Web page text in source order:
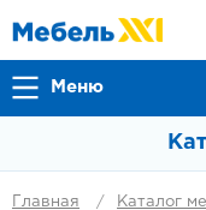
Меню
Главная Каталог